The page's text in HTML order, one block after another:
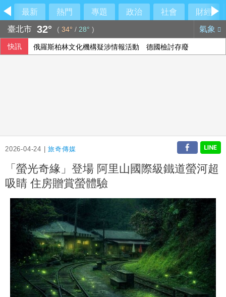
最新 熱門 專題 政治 社會
財經
臺北市 32° ( 34° / 28° ) 氣象
快訊 俄羅斯柏林文化機構疑涉情報活動 德國檢討存廢
2026-04-24 |旅奇傳媒
「螢光奇緣」登場 阿里山國際級鐵道螢河超
吸睛 住房贈賞螢體驗